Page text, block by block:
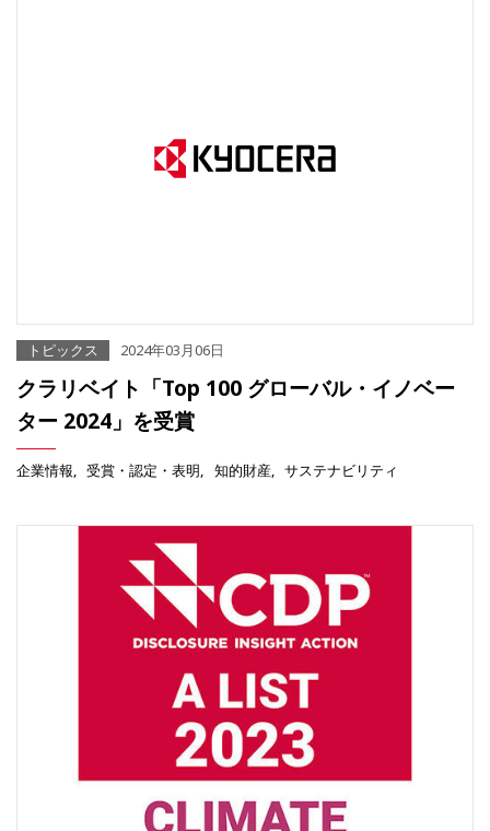
トピックス 2024年03月06日
クラリベイト「Top 100 グローバル・イノベー
ター 2024」を受賞
企業情報 受賞・認定・表明 知的財産 サステナビリティ